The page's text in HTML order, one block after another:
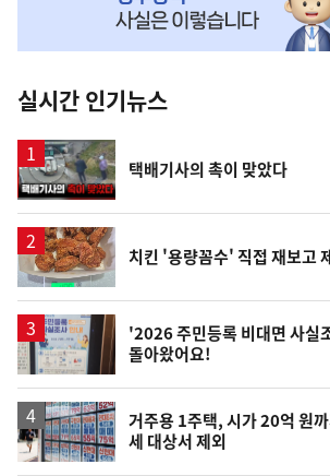
뉴
스
실시간 인기뉴스
영
상
택배기사의 촉이 맞았다
치킨 '용량꼼수' 직접 재보고
'2026 주민등록 비대면 사실
돌아왔어요!
거주용 1주택, 시가 20억 원
세 대상서 제외